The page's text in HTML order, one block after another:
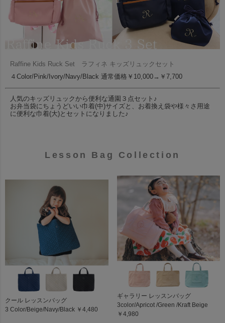
Raffine Kids Ruck Set ラフィネ キッズリュックセット
４Color/Pink/Ivory/Navy/Black 通常価格￥10,000→￥7,700
人気のキッズリュックから便利な通園３点セット♪
お弁当袋にちょうどいい巾着(中)サイズと、お着換え袋や様々さ用途
に便利な巾着(大)とセットになりました♪
Lesson Bag Collection
クール レッスンバッグ
3 Color/Beige/Navy/Black ￥4,480
ギャラリー レッスンバッグ
3color/Apricot /Green /Kraft Beige
￥4,980